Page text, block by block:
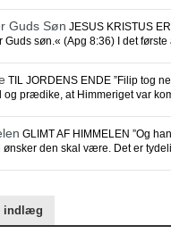
Guds Søn JESUS KRISTUS
Guds søn.« (Apg 8:36) I det
TIL JORDENS ENDE ”Filip tog
og prædike, at Himmeriget var
GLIMT AF HIMMELEN ”Og
ønsker den skal være. Det er
indlæg